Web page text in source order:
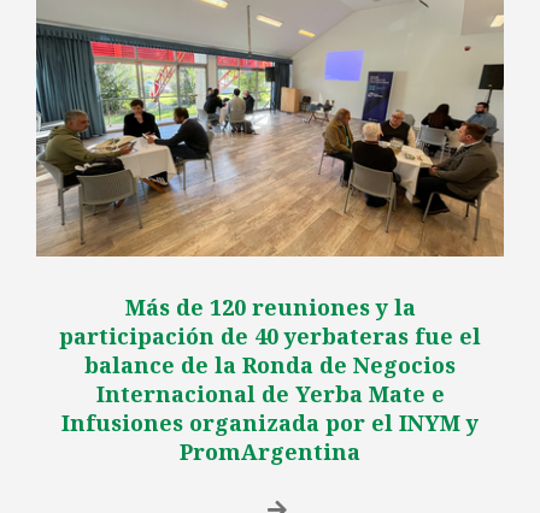
Más de 120 reuniones y la
participación de 40 yerbateras fue el
balance de la Ronda de Negocios
Internacional de Yerba Mate e
Infusiones organizada por el INYM y
PromArgentina